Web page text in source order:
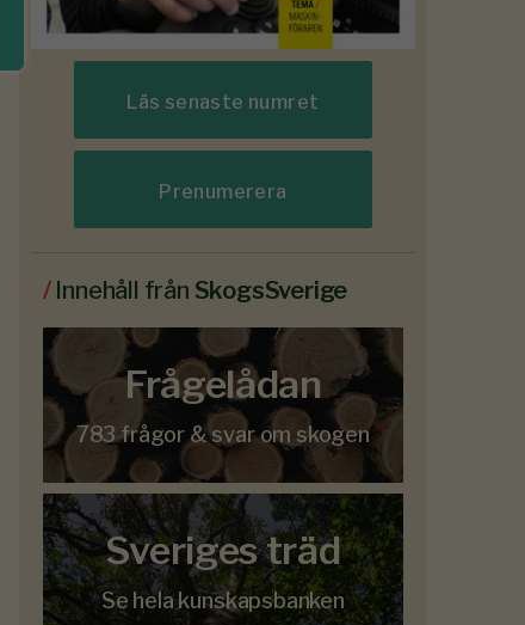
Läs senaste numret
Prenumerera
/ Innehåll från SkogsSverige
Frågelådan
783 frågor & svar om skogen
Sveriges träd
Se hela kunskapsbanken